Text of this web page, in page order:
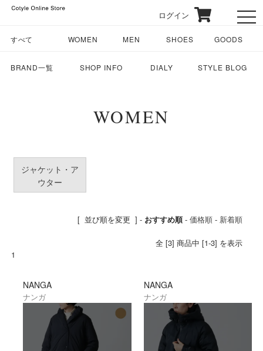
ログイン
すべて WOMEN MEN SHOES GOODS
BRAND一覧 SHOP INFO DIALY STYLE BLOG
WOMEN
ジャケット・ア
ウター
[ 並び順を変更 ] - おすすめ順-価格順 - 新着順
全 [3] 商品中 [1-3] を表示
1
NANGA
ナンガ
NANGA
ナンガ